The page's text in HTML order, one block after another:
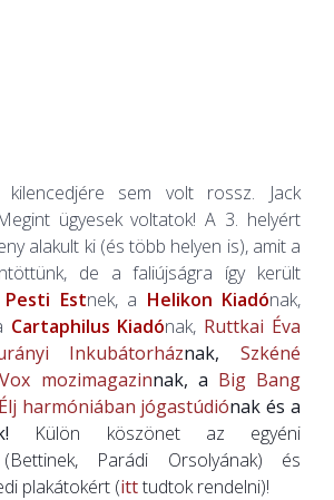
sem volt rossz. Jack
ügyesek voltatok! A 3. helyért
alakult ki (és több helyen is), amit a
de a faliújságra így került
Pesti Estnek, a Helikon Kiadónak,
Cartaphilus Kiadónak, Ruttkai Éva
Inkubátorháznak,Szkéné
Vox mozimagazinnak, a Big Bang
Élj harmóniában jógastúdiónak és a
Külön köszönet az egyéni
Parádi Orsolyának) és
plakátokért (itttudtok rendelni)!